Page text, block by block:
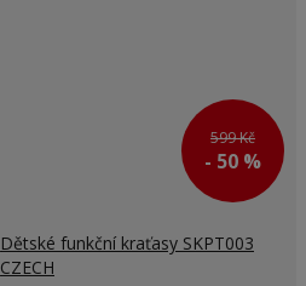
599 Kč
- 50 %
Dětské funkční kraťasy SKPT003
CZECH